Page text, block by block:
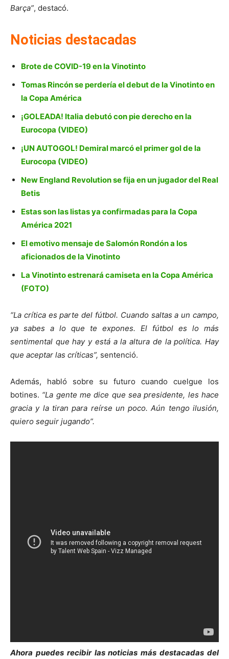
Barça”, destacó.
Noticias destacadas
Brote de COVID-19 en la Vinotinto
Tomas Rincón se perdería el debut de la Vinotinto en
la Copa América
¡GOLEADA! Italia debutó con pie derecho en la
Eurocopa (VIDEO)
¡UN AUTOGOL! Demiral marcó el primer gol de la
Eurocopa (VIDEO)
New England Revolution se fija en un jugador del Real
Betis
Estas son las listas ya confirmadas para la Copa
América 2021
El emotivo mensaje de Salomón Rondón a los
aficionados de la Vinotinto
La Vinotinto estrenará camiseta en la Copa América
(FOTO)
“La crítica es parte del fútbol. Cuando saltas a un campo,
ya sabes a lo que te expones. El fútbol es lo más
sentimental que hay y está a la altura de la política. Hay
que aceptar las críticas”, sentenció.
Además, habló sobre su futuro cuando cuelgue los
botines. “La gente me dice que sea presidente, les hace
gracia y la tiran para reírse un poco. Aún tengo ilusión,
quiero seguir jugando”.
Ahora puedes recibir las noticias más destacadas del